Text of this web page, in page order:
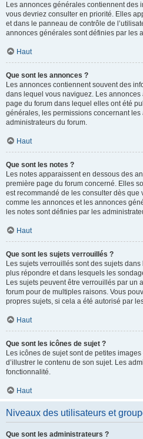
Les annonces générales contiennent des
vous devriez consulter en priorité. Elles
et dans le panneau de contrôle de
annonces générales sont définies par les
Haut
Que sont les annonces ?
Les annonces contiennent souvent des
dans lequel vous naviguez. Les
page du forum dans lequel elles ont été
générales, les permissions concernant
administrateurs du forum.
Haut
Que sont les notes ?
Les notes apparaissent en dessous des
première page du forum concerné. Elles
est recommandé de les consulter dès que
comme les annonces et les annonces
les notes sont définies par les
Haut
Que sont les sujets verrouillés ?
Les sujets verrouillés sont des sujets
plus répondre et dans lesquels les
Les sujets peuvent être verrouillés par un
forum pour de multiples raisons. Vous
propres sujets, si cela a été autorisé par
Haut
Que sont les icônes de sujet ?
Les icônes de sujet sont de petites
d’illustrer le contenu de son sujet. Les
fonctionnalité.
Haut
Niveaux des utilisateurs et
Que sont les administrateurs ?